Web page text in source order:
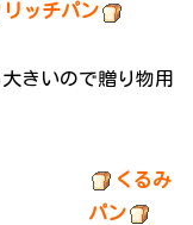
リッチパン
きいので贈り物用
くるみ
パン